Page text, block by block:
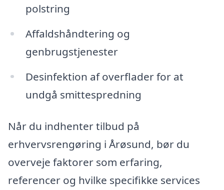
polstring
Affaldshåndtering og
genbrugstjenester
Desinfektion af overflader for at
undgå smittespredning
Når du indhenter tilbud på
erhvervsrengøring i Årøsund, bør du
overveje faktorer som erfaring,
referencer og hvilke specifikke services